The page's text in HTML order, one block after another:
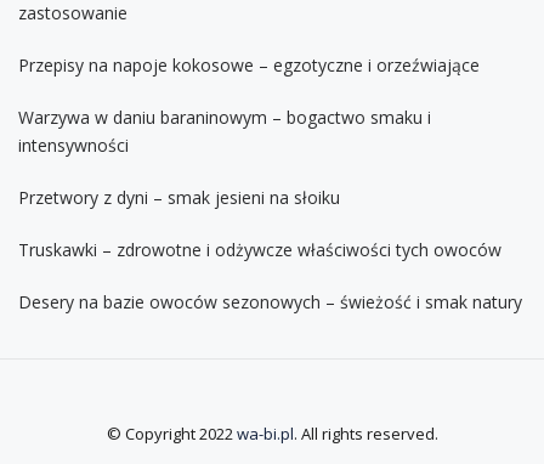
zastosowanie
Przepisy na napoje kokosowe – egzotyczne i orzeźwiające
Warzywa w daniu baraninowym – bogactwo smaku i
intensywności
Przetwory z dyni – smak jesieni na słoiku
Truskawki – zdrowotne i odżywcze właściwości tych owoców
Desery na bazie owoców sezonowych – świeżość i smak natury
© Copyright 2022wa-bi.pl. All rights reserved.